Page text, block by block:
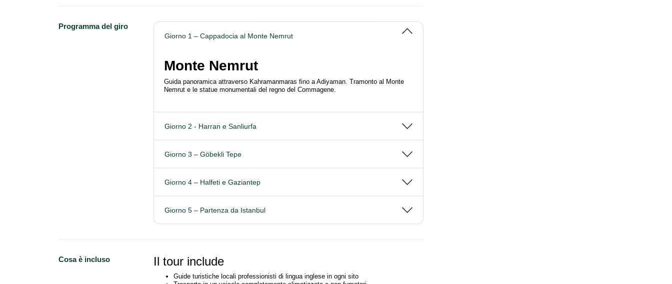
Programma del giro
Giorno 1 – Cappadocia al Monte Nemrut
Monte Nemrut
Guida panoramica attraverso Kahramanmaras fino a Adiyaman. Tramonto al Monte
Nemrut e le statue monumentali del regno del Commagene.
Giorno 2 - Harran e Sanliurfa
Giorno 3 – Göbekli Tepe
Giorno 4 – Halfeti e Gaziantep
Giorno 5 – Partenza da Istanbul
Cosa è incluso Il tour include
Guide turistiche locali professionisti di lingua inglese in ogni sito